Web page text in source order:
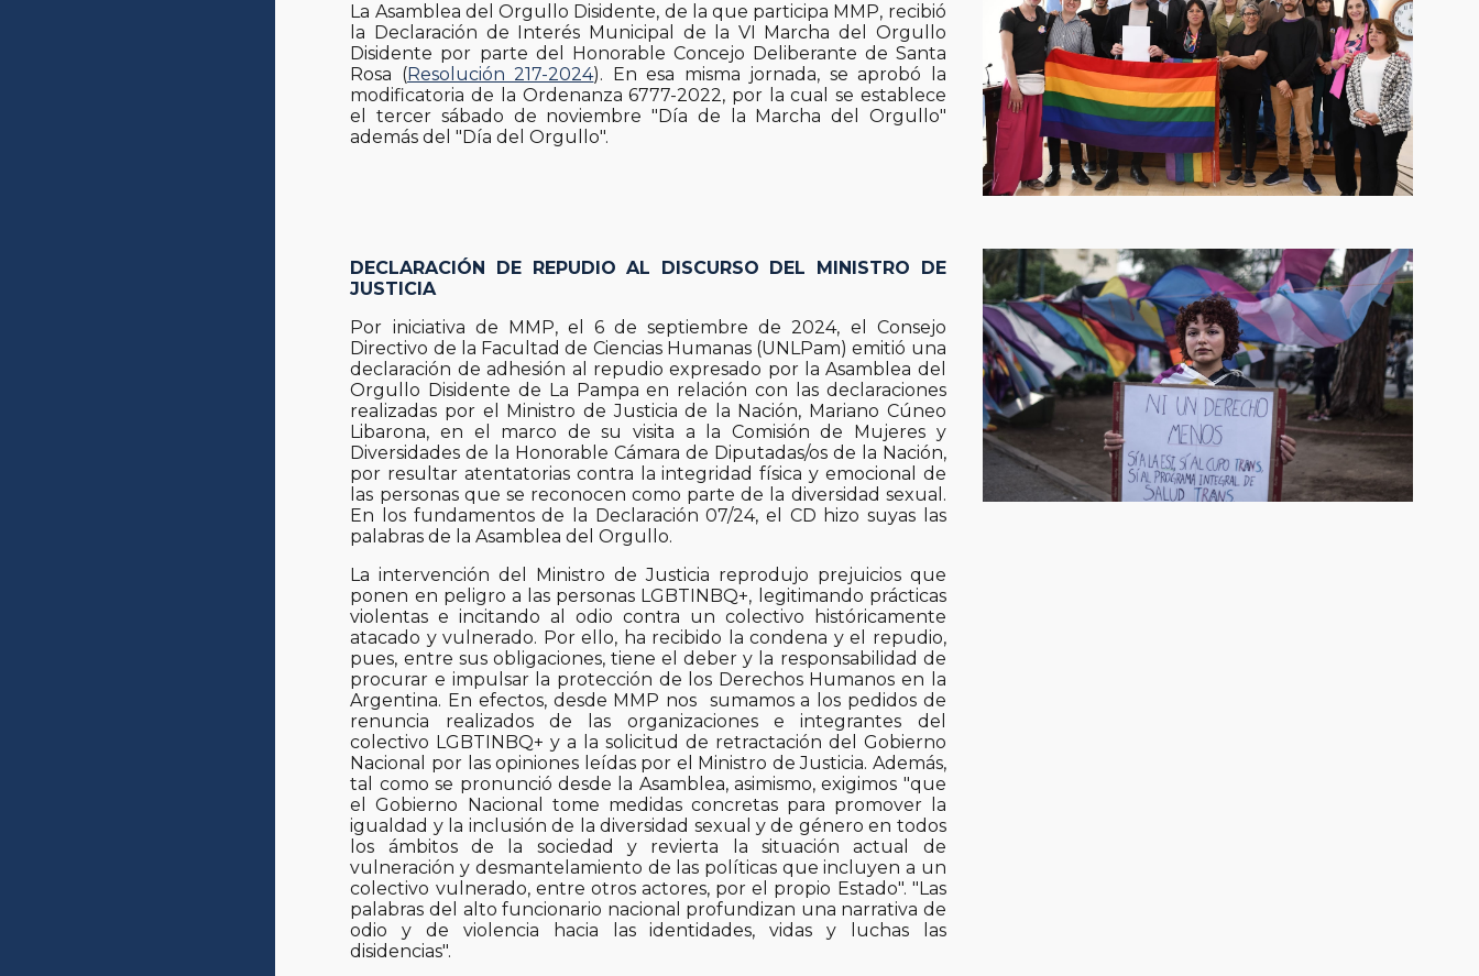
La Asamblea del Orgullo Disidente, de la que participa MMP, recibió
la Declaración de Interés Municipal de la VI Marcha del Orgullo
Disidente por parte del Honorable Concejo Deliberante de Santa
Rosa (Resolución 217-2024). En esa misma jornada, se aprobó la
modificatoria de la Ordenanza 6777-2022, por la cual se establece
el tercer sábado de noviembre "Día de la Marcha del Orgullo"
además del "Día del Orgullo".
DECLARACIÓN DE REPUDIO AL DISCURSO DEL MINISTRO DE
JUSTICIA
Por iniciativa de MMP, el 6 de septiembre de 2024, el Consejo
Directivo de la Facultad de Ciencias Humanas (UNLPam) emitió una
declaración de adhesión al repudio expresado por la Asamblea del
Orgullo Disidente de La Pampa en relación con las declaraciones
realizadas por el Ministro de Justicia de la Nación, Mariano Cúneo
Libarona, en el marco de su visita a la Comisión de Mujeres y
Diversidades de la Honorable Cámara de Diputadas/os de la Nación,
por resultar atentatorias contra la integridad física y emocional de
las personas que se reconocen como parte de la diversidad sexual.
En los fundamentos de la Declaración 07/24, el CD hizo suyas las
palabras de la Asamblea del Orgullo.
La intervención del Ministro de Justicia reprodujo prejuicios que
ponen en peligro a las personas LGBTINBQ+, legitimando prácticas
violentas e incitando al odio contra un colectivo históricamente
atacado y vulnerado. Por ello, ha recibido la condena y el repudio,
pues, entre sus obligaciones, tiene el deber y la responsabilidad de
procurar e impulsar la protección de los Derechos Humanos en la
Argentina. En efectos, desde MMP nos sumamos a los pedidos de
renuncia realizados de las organizaciones e integrantes del
colectivo LGBTINBQ+ y a la solicitud de retractación del Gobierno
Nacional por las opiniones leídas por el Ministro de Justicia. Además,
tal como se pronunció desde la Asamblea, asimismo, exigimos "que
el Gobierno Nacional tome medidas concretas para promover la
igualdad y la inclusión de la diversidad sexual y de género en todos
los ámbitos de la sociedad y revierta la situación actual de
vulneración y desmantelamiento de las políticas que incluyen a un
colectivo vulnerado, entre otros actores, por el propio Estado". "Las
palabras del alto funcionario nacional profundizan una narrativa de
odio y de violencia hacia las identidades, vidas y luchas las
disidencias".